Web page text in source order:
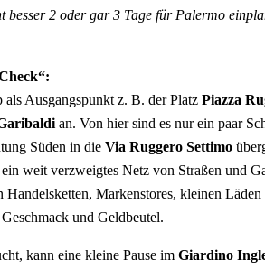
2 oder gar 3 Tage für Palermo
Ausgangspunkt z. B. der Platz Piazza
an. Von hier sind es nur ein paar
Süden in die Via Ruggero Settimo
weit verzweigtes Netz von Straßen und
Markenstores, kleinen Läden
und Geldbeutel.
kann eine kleine Pause im Giardino